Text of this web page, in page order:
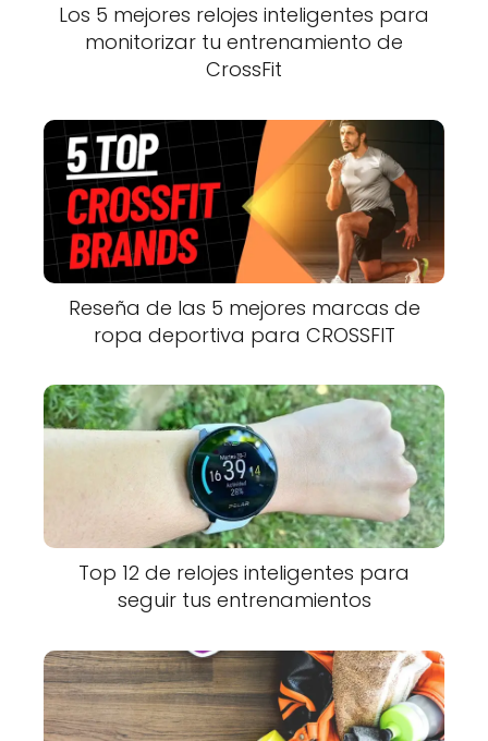
Los 5 mejores relojes inteligentes para
monitorizar tu entrenamiento de
CrossFit
Reseña de las 5 mejores marcas de
ropa deportiva para CROSSFIT
Top 12 de relojes inteligentes para
seguir tus entrenamientos